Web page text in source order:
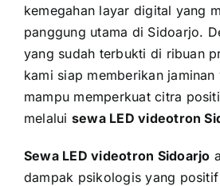
kemegahan layar digital yang
panggung utama di Sidoarjo.
yang sudah terbukti di ribuan
kami siap memberikan jaminan
mampu memperkuat citra
melalui sewa LED videotron
Sewa LED videotron Sidoarjo
dampak psikologis yang